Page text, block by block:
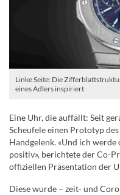
Linke Seite: Die
eines Adlers inspiriert
Eine Uhr, die auffällt: Seit
Scheufele einen Prototyp
Handgelenk. «Und ich
positiv», berichtete der Co-
offiziellen Präsentation der
Diese wurde – zeit- und